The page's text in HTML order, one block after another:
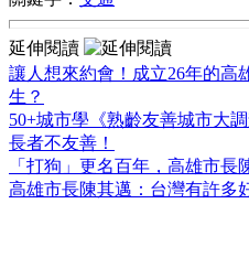
延伸閱讀
讓人想來約會！成立26年的高
生？
50+城市學《熟齡友善城市大
長者不友善！
「打狗」更名百年，高雄市長
高雄市長陳其邁：台灣有許多